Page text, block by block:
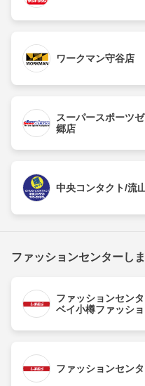
ワークマン守谷店
スーパースポーツ
郷店
中央コンタクト/流
ファッションセンターし
ファッションセン
ベイ小樽ファッシ
ファッションセン